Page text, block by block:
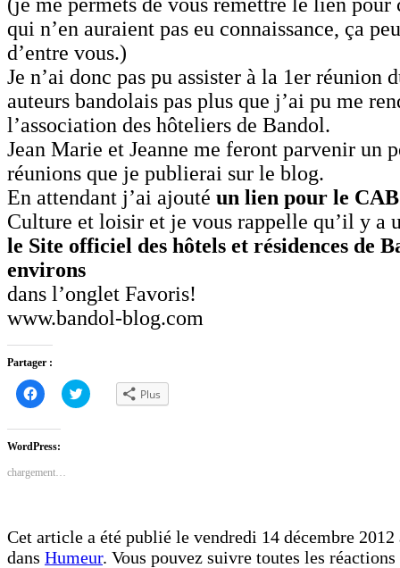
qui n’en auraient pas eu connaissance, ça
d’entre vous.)
Je n’ai donc pas pu assister à la 1er réunion
auteurs bandolais pas plus que j’ai pu me
l’association des hôteliers de Bandol.
Jean Marie et Jeanne me feront parvenir un
réunions que je publierai sur le blog.
En attendant j’ai ajouté un lien pour le CAB
Culture et loisir et je vous rappelle qu’il y a
le Site officiel des hôtels et résidences de
environs
dans l’onglet Favoris!
www.bandol-blog.com
Partager :
Cliquez
pour
partager
Facebook(ouvre
dans
une
fenêtre)
Cliquez
pour Plus
WordPress:
chargement…
Cet article a été publié le vendredi 14 décembre 2012
dans Humeur. Vous pouvez suivre toutes les